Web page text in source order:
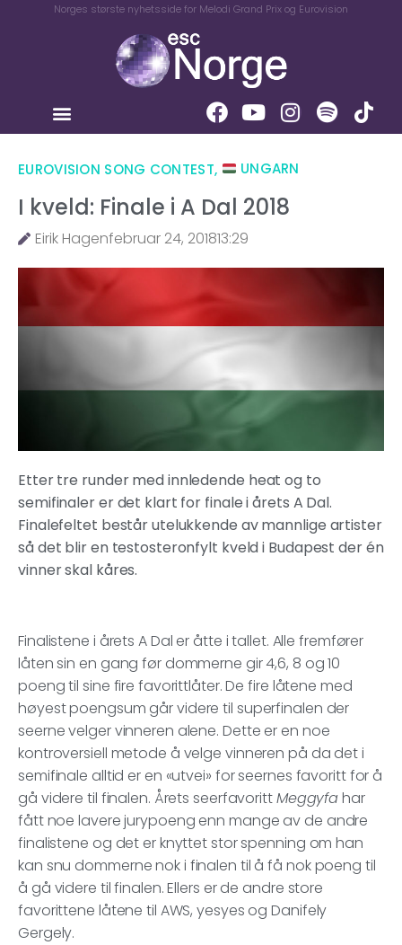
Norges største nyhetsside for Melodi Grand Prix og Eurovision
EUROVISION SONG CONTEST, UNGARN
I kveld: Finale i A Dal 2018
Eirik Hagenfebruar 24, 201813:29
Etter tre runder med innledende heat og to
semifinaler er det klart for finale i årets A Dal.
Finalefeltet består utelukkende av mannlige artister
så det blir en testosteronfylt kveld i Budapest der én
vinner skal kåres.
Finalistene i årets A Dal er åtte i tallet. Alle fremfører
låten sin en gang før dommerne gir 4,6, 8 og 10
poeng til sine fire favorittlåter. De fire låtene med
høyest poengsum går videre til superfinalen der
seerne velger vinneren alene. Dette er en noe
kontroversiell metode å velge vinneren på da det i
semifinale alltid er en «utvei» for seernes favoritt for å
gå videre til finalen. Årets seerfavorittMeggyfahar
fått noe lavere jurypoeng enn mange av de andre
finalistene og det er knyttet stor spenning om han
kan snu dommerne nok i finalen til å få nok poeng til
å gå videre til finalen. Ellers er de andre store
favorittene låtene til AWS, yesyes og Danifely
Gergely.